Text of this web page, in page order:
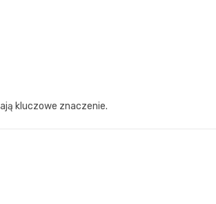
kluczowe znaczenie.